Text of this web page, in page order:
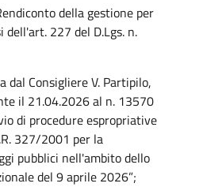
della gestione per
227 del D.Lgs. n.
dal Consigliere V. Partipilo,
il 21.04.2026 al n. 13570
di procedure espropriative
327/2001 per la
pubblici nell'ambito dello
del 9 aprile 2026”;